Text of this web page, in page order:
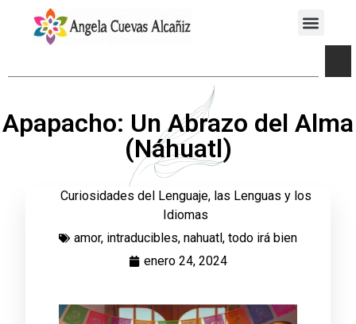
Apapacho: Un Abrazo del Alma
(Náhuatl)
Curiosidades del Lenguaje, las Lenguas y los
Idiomas
amor, intraducibles, nahuatl, todo irá bien
enero 24, 2024